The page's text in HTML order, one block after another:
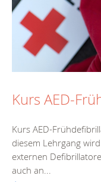
Kurs AED-
Kurs AED-
diesem Lehrgang
externen
auch an...